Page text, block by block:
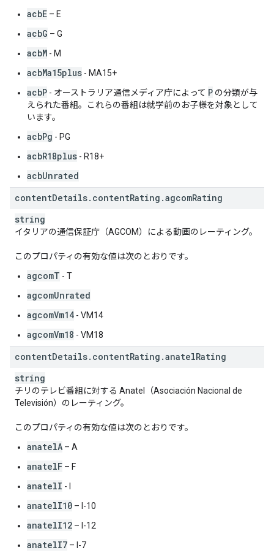
acbE – E
acbG – G
acbM - M
acbMa15plus - MA15+
acbP - オーストラリア通信メディア庁によって P の分類が与
えられた番組。これらの番組は就学前のお子様を対象として
います。
acbPg - PG
acbR18plus - R18+
acbUnrated
contentDetails. contentRating .agcomRating
string
イタリアの通信保証庁（AGCOM）による動画のレーティング。
このプロパティの有効な値は次のとおりです。
agcomT - T
agcomUnrated
agcomVm14 - VM14
agcomVm18 - VM18
contentDetails. contentRating .anatelRating
string
チリのテレビ番組に対する Anatel（Asociación Nacional de
Televisión）のレーティング。
このプロパティの有効な値は次のとおりです。
anatelA – A
anatelF – F
anatelI - I
anatelI10 – I-10
anatelI12 – I-12
anatelI7 – I-7